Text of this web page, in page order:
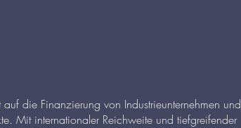
die Finanzierung von Industrieunternehmen und
Mit internationaler Reichweite und tiefgreifender